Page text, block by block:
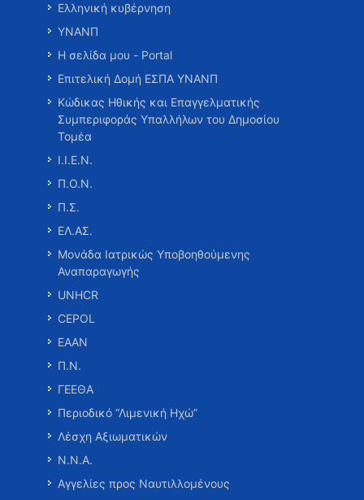
Ελληνική κυβέρνηση
ΥΝΑΝΠ
Η σελίδα μου - Portal
Επιτελική Δομή ΕΣΠΑ ΥΝΑΝΠ
Κώδικας Ηθικής και Επαγγελματικής
Συμπεριφοράς Υπαλλήλων του Δημοσίου
Τομέα
Ι.Ι.Ε.Ν.
Π.Ο.Ν.
Π.Σ.
ΕΛ.ΑΣ.
Μονάδα Ιατρικώς Υποβοηθούμενης
Αναπαραγωγής
UNHCR
CEPOL
ΕΑΑΝ
Π.Ν.
ΓΕΕΘΑ
Περιοδικό “Λιμενική Ηχώ”
Λέσχη Αξιωματικών
Ν.Ν.Α.
Αγγελίες προς Ναυτιλλομένους